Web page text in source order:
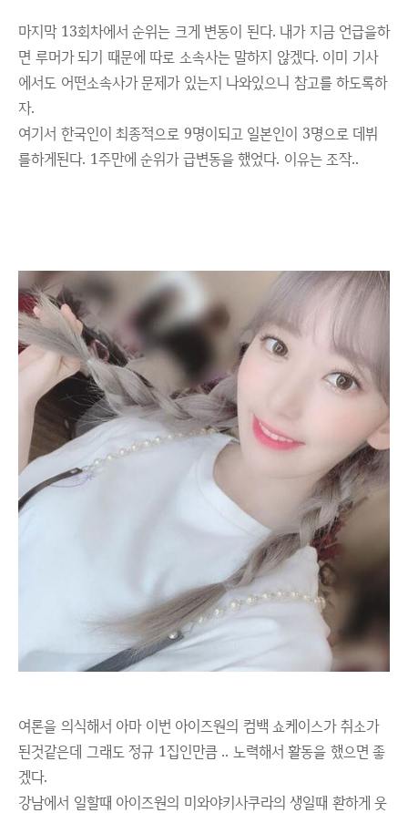
마지막 13회차에서 순위는 크게 변동이 된다. 내가 지금 언급을하
면 루머가 되기 때문에 따로 소속사는 말하지 않겠다. 이미 기사
에서도 어떤소속사가 문제가 있는지 나와있으니 참고를 하도록하
자.
여기서 한국인이 최종적으로 9명이되고 일본인이 3명으로 데뷔
를하게된다. 1주만에 순위가 급변동을 했었다. 이유는 조작..
여론을 의식해서 아마 이번 아이즈원의 컴백 쇼케이스가 취소가
된것같은데 그래도 정규 1집인만큼 .. 노력해서 활동을 했으면 좋
겠다.
강남에서 일할때 아이즈원의 미와야키사쿠라의 생일때 환하게 웃